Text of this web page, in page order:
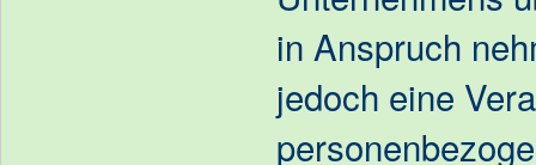
in Anspruch
jedoch eine